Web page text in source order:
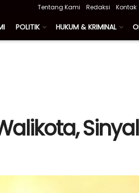
Tentang Kami Redaksi Kontak
POLITIK HUKUM & KRIMINAL